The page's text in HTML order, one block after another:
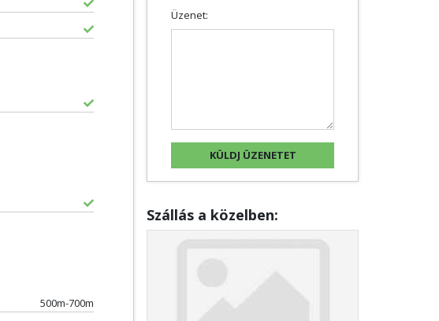
500m-700m
Üzenet:
Szállás a közelben: